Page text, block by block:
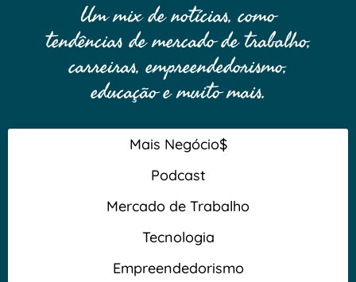
Um mix de notícias, como
tendências de mercado de trabalho,
carreiras, empreendedorismo,
educação e muito mais.
Mais Negócio$
Podcast
Mercado de Trabalho
Tecnologia
Empreendedorismo